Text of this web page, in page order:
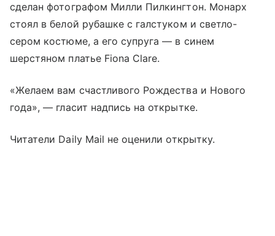
сделан фотографом Милли Пилкингтон. Монарх
стоял в белой рубашке с галстуком и светло-
сером костюме, а его супруга — в синем
шерстяном платье Fiona Clare.
«Желаем вам счастливого Рождества и Нового
года», — гласит надпись на открытке.
Читатели Daily Mail не оценили открытку.